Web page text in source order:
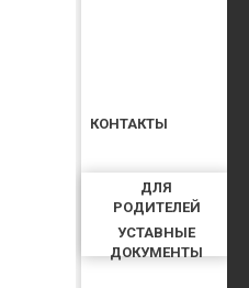
ДЛЯ
РОДИТЕЛЕЙ
УСТАВНЫЕ
ДОКУМЕНТЫ
КОНТАКТЫ